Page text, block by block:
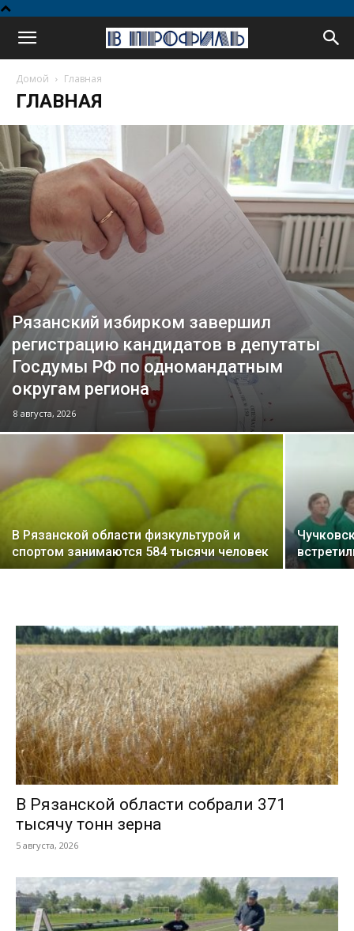
профиль
Домой Главная
ГЛАВНАЯ
Рязанский избирком завершил
регистрацию кандидатов в депутаты
Госдумы РФ по одномандатным
округам региона
8 августа, 2026
В Рязанской области физкультурой и
спортом занимаются 584 тысячи человек
В Рязанской области собрали 371
тысячу тонн зерна
5 августа, 2026